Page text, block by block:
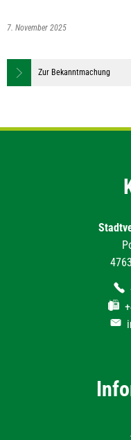
7. November 2025
Zur Bekanntmachung